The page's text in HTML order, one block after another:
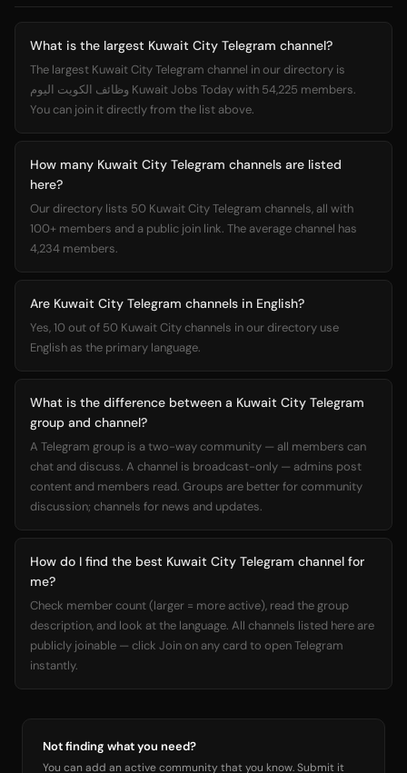
What is the largest Kuwait City Telegram channel?
The largest Kuwait City Telegram channel in our directory is
وظائف الكويت اليوم Kuwait Jobs Today with 54,225 members.
You can join it directly from the list above.
How many Kuwait City Telegram channels are listed
here?
Our directory lists 50 Kuwait City Telegram channels, all with
100+ members and a public join link. The average channel has
4,234 members.
Are Kuwait City Telegram channels in English?
Yes, 10 out of 50 Kuwait City channels in our directory use
English as the primary language.
What is the difference between a Kuwait City Telegram
group and channel?
A Telegram group is a two-way community — all members can
chat and discuss. A channel is broadcast-only — admins post
content and members read. Groups are better for community
discussion; channels for news and updates.
How do I find the best Kuwait City Telegram channel for
me?
Check member count (larger = more active), read the group
description, and look at the language. All channels listed here are
publicly joinable — click Join on any card to open Telegram
instantly.
Not finding what you need?
You can add an active community that you know. Submit it